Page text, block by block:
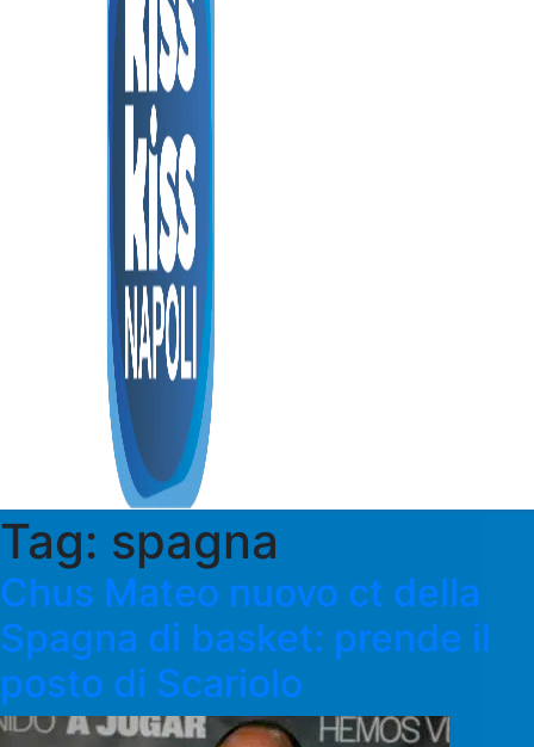
Tag: spagna
Chus Mateo nuovo ct della
Spagna di basket: prende il
posto di Scariolo